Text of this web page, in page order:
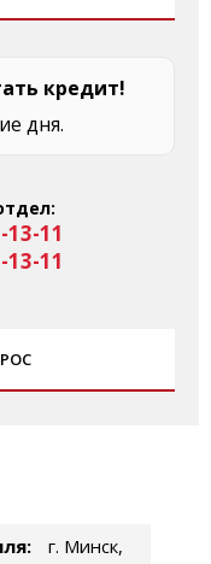
кредит!
дня.
13-11
13-11
г. Минск,